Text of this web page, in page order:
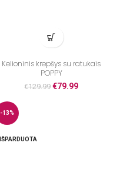
Kelioninis krepšys su ratukais
POPPY
€129.99 €79.99
-13%
IŠPARDUOTA